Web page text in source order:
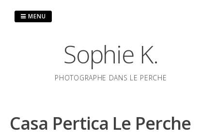
Sophie K.
PHOTOGRAPHE DANS LE PERCHE
MENU
Casa Pertica Le Perche